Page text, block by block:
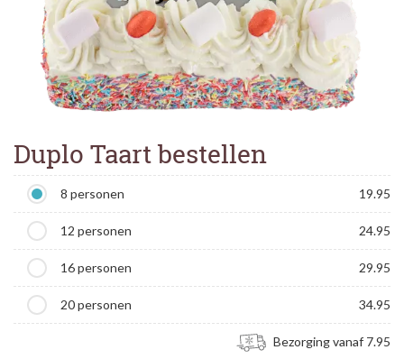
Duplo Taart bestellen
8 personen 19.95
12 personen 24.95
16 personen 29.95
20 personen 34.95
Bezorging vanaf 7.95